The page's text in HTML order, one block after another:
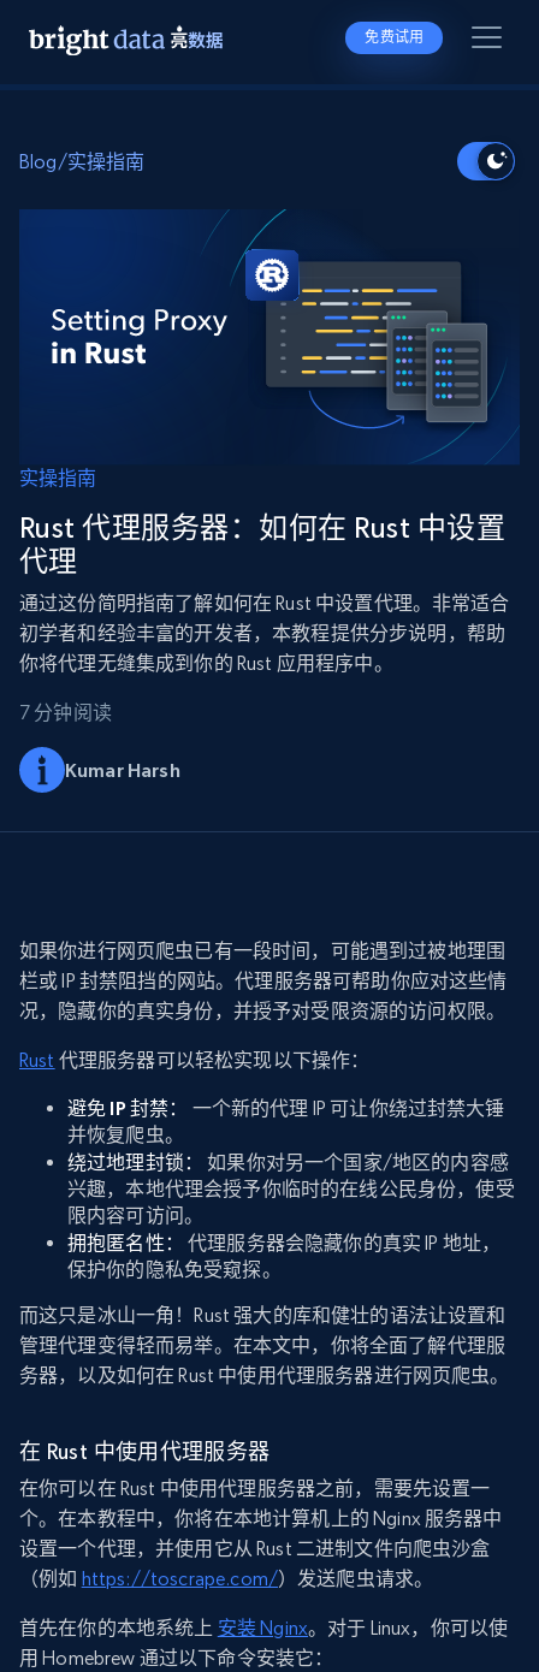
免费试用
Blog/实操指南
实操指南
Rust 代理服务器：如何在 Rust 中设置
代理
通过这份简明指南了解如何在 Rust 中设置代理。非常适合
初学者和经验丰富的开发者，本教程提供分步说明，帮助
你将代理无缝集成到你的 Rust 应用程序中。
7 分钟阅读
Kumar Harsh
如果你进行网页爬虫已有一段时间，可能遇到过被地理围
栏或 IP 封禁阻挡的网站。代理服务器可帮助你应对这些情
况，隐藏你的真实身份，并授予对受限资源的访问权限。
Rust 代理服务器可以轻松实现以下操作：
避免 IP 封禁：
一个新的代理 IP 可让你绕过封禁大锤
并恢复爬虫。
绕过地理封锁：
如果你对另一个国家/地区的内容感
兴趣，本地代理会授予你临时的在线公民身份，使受
限内容可访问。
拥抱匿名性：
代理服务器会隐藏你的真实 IP 地址，
保护你的隐私免受窥探。
而这只是冰山一角！Rust 强大的库和健壮的语法让设置和
管理代理变得轻而易举。在本文中，你将全面了解代理服
务器，以及如何在 Rust 中使用代理服务器进行网页爬虫。
在 Rust 中使用代理服务器
在你可以在 Rust 中使用代理服务器之前，需要先设置一
个。在本教程中，你将在本地计算机上的 Nginx 服务器中
设置一个代理，并使用它从 Rust 二进制文件向爬虫沙盒
（例如 https://toscrape.com/）发送爬虫请求。
首先在你的本地系统上 安装 Nginx。对于 Linux，你可以使
用 Homebrew 通过以下命令安装它：